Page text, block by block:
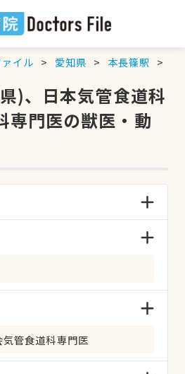
イル 愛知県 本長篠駅
)、日本気管食道科
専門医の獣医・動
管食道科専門医